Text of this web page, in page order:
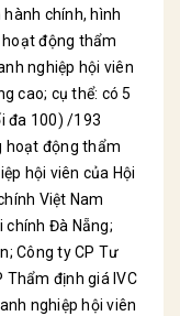
chính, hình
động thẩm
nghiệp hội viên
cao; cụ thể: có 5
đa 100) /193
hoạt động thẩm
hội viên của Hội
Việt Nam
chính Đà Nẵng;
Công ty CP Tư
Thẩm định giá IVC
nghiệp hội viên